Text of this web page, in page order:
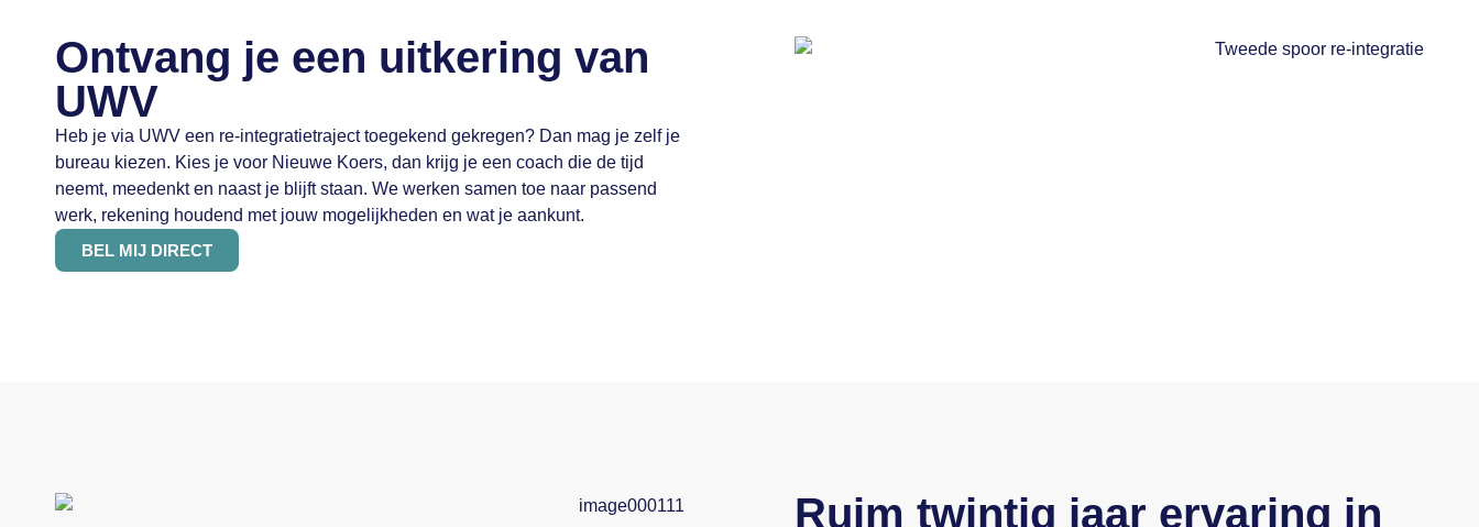
Ontvang je een uitkering van
UWV
Heb je via UWV een re-integratietraject toegekend gekregen? Dan mag je zelf je
bureau kiezen. Kies je voor Nieuwe Koers, dan krijg je een coach die de tijd
neemt, meedenkt en naast je blijft staan. We werken samen toe naar passend
werk, rekening houdend met jouw mogelijkheden en wat je aankunt.
BEL MIJ DIRECT
Ruim twintig jaar ervaring in